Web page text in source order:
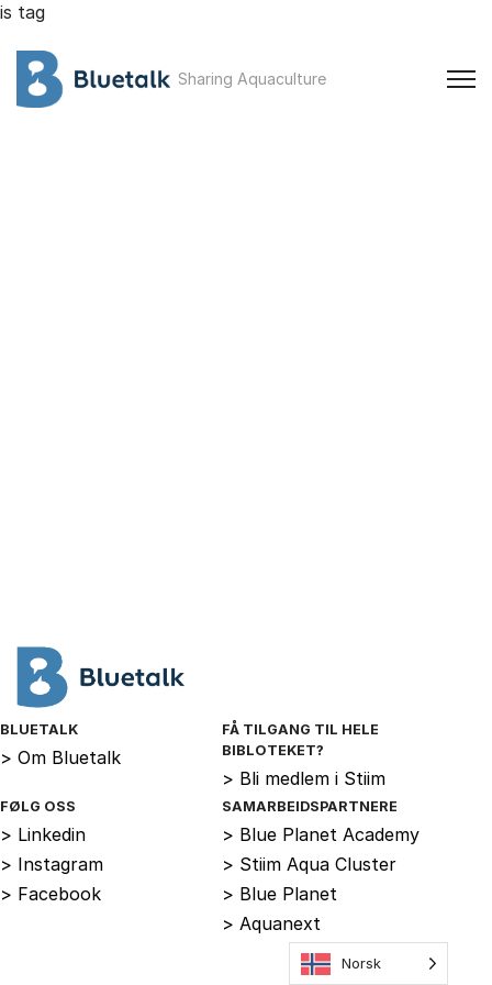
is tag
Sharing Aquaculture
BLUETALK
> Om Bluetalk
FÅ TILGANG TIL HELE
BIBLOTEKET?
> Bli medlem i Stiim
FØLG OSS
> Linkedin
> Instagram
> Facebook
SAMARBEIDSPARTNERE
> Blue Planet Academy
> Stiim Aqua Cluster
> Blue Planet
> Aquanext
Norsk